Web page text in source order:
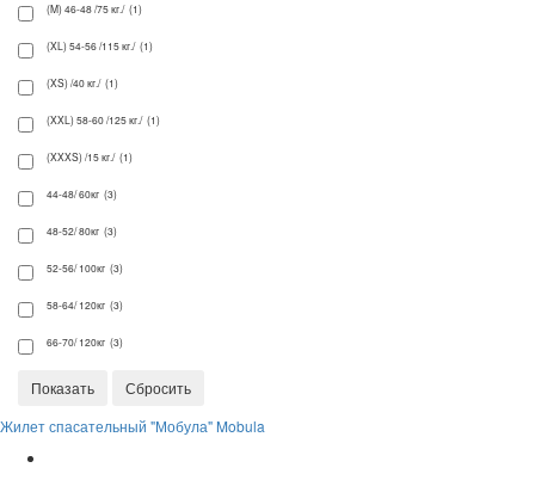
(M) 46-48 /75 кг./ (1)
(XL) 54-56 /115 кг./ (1)
(XS) /40 кг./ (1)
(XXL) 58-60 /125 кг./ (1)
(XXXS) /15 кг./ (1)
44-48/ 60кг (3)
48-52/ 80кг (3)
52-56/ 100кг (3)
58-64/ 120кг (3)
66-70/ 120кг (3)
Жилет спасательный "Мобула" Mobula